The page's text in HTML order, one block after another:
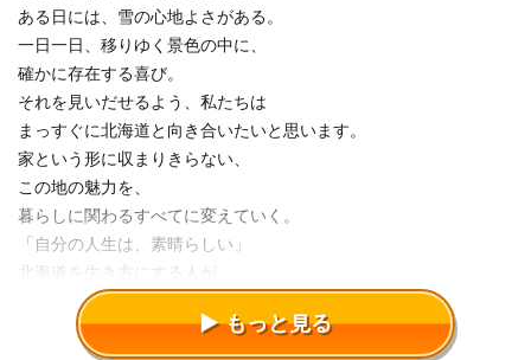
ある日には、雪の心地よさがある。
一日一日、移りゆく景色の中に、
確かに存在する喜び。
それを見いだせるよう、私たちは
まっすぐに北海道と向き合いたいと思います。
家という形に収まりきらない、
この地の魅力を、
暮らしに関わるすべてに変えていく。
「自分の人生は、素晴らしい」
北海道を生き方にする人が、
今日、そう思えるために。
私たち三五工務店は、ここにいます。
もっと見る